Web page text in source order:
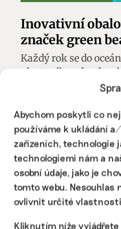
Abychom poskytli co
používáme k ukládání
zařízeních, technologie
technologiemi nám a
osobní údaje, jako je
tomto webu. Nesouhlas
ovlivnit určité
Kliknutím níže
Inovativní
značek green
Každý rok se do
plastového odpadu
nemalý podíl. V
budoucnost
inovacemi.
Andrea Mouaddab
green beauty ,kosmetika,